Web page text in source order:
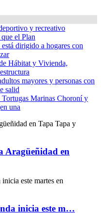
y recreativo
el Plan
dirigido a hogares con
Hábitat y Vivienda,
mayores y personas con
salid
Tortugas Marinas Choroní y
una
Aragüeñidad en
inicia este m…